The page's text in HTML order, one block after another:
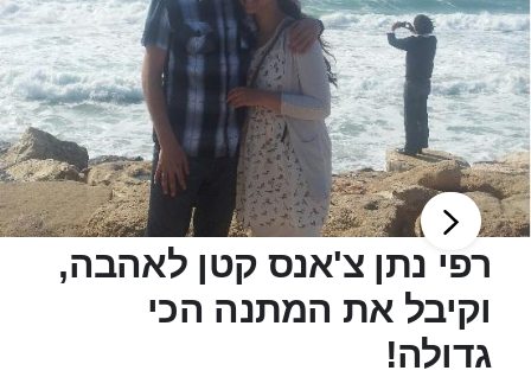
רפי נתן צ'אנס קטן לאהבה,
וקיבל את המתנה הכי
גדולה!